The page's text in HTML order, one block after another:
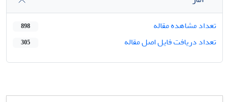
تعداد مشاهده مقاله
898
تعداد دریافت فایل اصل مقاله 305